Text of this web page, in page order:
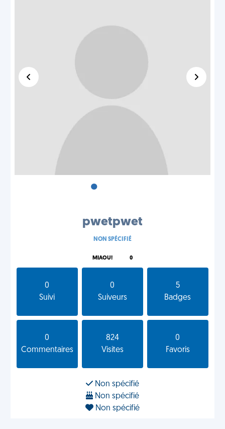
•
pwetpwet
NON SPÉCIFIÉ
MIAOU! 0
0
Suivi
0
Suiveurs
5
Badges
0
Commentaires
824
Visites
0
Favoris
Non spécifié
Non spécifié
Non spécifié